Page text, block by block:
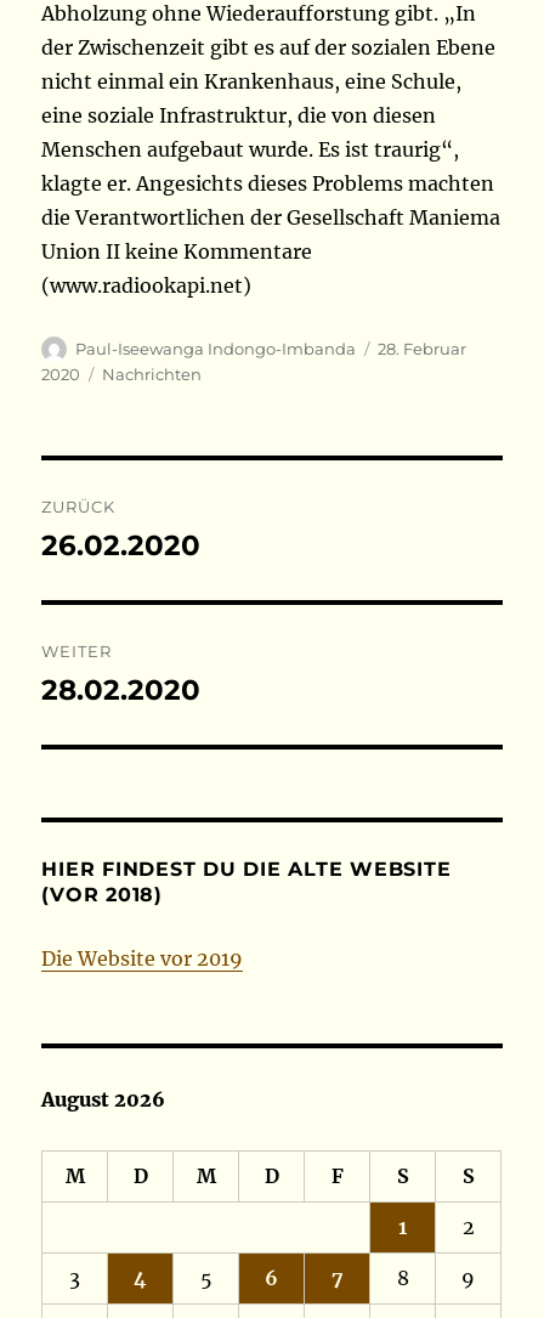
Abholzung ohne Wiederaufforstung gibt. „In
der Zwischenzeit gibt es auf der sozialen Ebene
nicht einmal ein Krankenhaus, eine Schule,
eine soziale Infrastruktur, die von diesen
Menschen aufgebaut wurde. Es ist traurig“,
klagte er. Angesichts dieses Problems machten
die Verantwortlichen der Gesellschaft Maniema
Union II keine Kommentare
(www.radiookapi.net)
Autor
Paul-Iseewanga Indongo-Imbanda
Veröffentlicht
28. Februar
2020
Kategorien
Nachrichten
ZURÜCK
Vorheriger
26.02.2020
WEITER
Nächster
28.02.2020
HIER FINDEST DU DIE ALTE WEBSITE
(VOR 2018)
Die Website vor 2019
August 2026
M D M D F S S
1 2
3 4 5 6 7 8 9